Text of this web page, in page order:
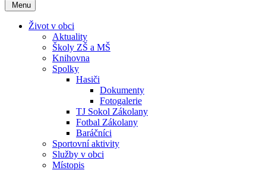
Menu
Život v obci
Aktuality
Školy ZŠ a MŠ
Knihovna
Spolky
Hasiči
Dokumenty
Fotogalerie
TJ Sokol Zákolany
Fotbal Zákolany
Baráčníci
Sportovní aktivity
Služby v obci
Místopis